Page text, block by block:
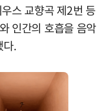
스 교향곡 제2번 등
인간의 호흡을 음악
다.